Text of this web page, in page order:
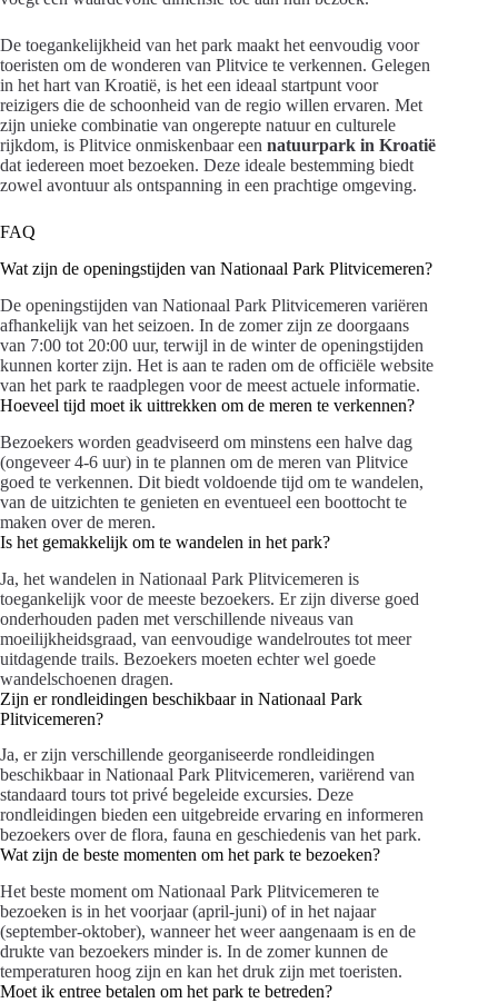
De toegankelijkheid van het park maakt het eenvoudig voor
toeristen om de wonderen van Plitvice te verkennen. Gelegen
in het hart van Kroatië, is het een ideaal startpunt voor
reizigers die de schoonheid van de regio willen ervaren. Met
zijn unieke combinatie van ongerepte natuur en culturele
rijkdom, is Plitvice onmiskenbaar een natuurpark in Kroatië
dat iedereen moet bezoeken. Deze ideale bestemming biedt
zowel avontuur als ontspanning in een prachtige omgeving.
FAQ
Wat zijn de openingstijden van Nationaal Park Plitvicemeren?
De openingstijden van Nationaal Park Plitvicemeren variëren
afhankelijk van het seizoen. In de zomer zijn ze doorgaans
van 7:00 tot 20:00 uur, terwijl in de winter de openingstijden
kunnen korter zijn. Het is aan te raden om de officiële website
van het park te raadplegen voor de meest actuele informatie.
Hoeveel tijd moet ik uittrekken om de meren te verkennen?
Bezoekers worden geadviseerd om minstens een halve dag
(ongeveer 4-6 uur) in te plannen om de meren van Plitvice
goed te verkennen. Dit biedt voldoende tijd om te wandelen,
van de uitzichten te genieten en eventueel een boottocht te
maken over de meren.
Is het gemakkelijk om te wandelen in het park?
Ja, het wandelen in Nationaal Park Plitvicemeren is
toegankelijk voor de meeste bezoekers. Er zijn diverse goed
onderhouden paden met verschillende niveaus van
moeilijkheidsgraad, van eenvoudige wandelroutes tot meer
uitdagende trails. Bezoekers moeten echter wel goede
wandelschoenen dragen.
Zijn er rondleidingen beschikbaar in Nationaal Park
Plitvicemeren?
Ja, er zijn verschillende georganiseerde rondleidingen
beschikbaar in Nationaal Park Plitvicemeren, variërend van
standaard tours tot privé begeleide excursies. Deze
rondleidingen bieden een uitgebreide ervaring en informeren
bezoekers over de flora, fauna en geschiedenis van het park.
Wat zijn de beste momenten om het park te bezoeken?
Het beste moment om Nationaal Park Plitvicemeren te
bezoeken is in het voorjaar (april-juni) of in het najaar
(september-oktober), wanneer het weer aangenaam is en de
drukte van bezoekers minder is. In de zomer kunnen de
temperaturen hoog zijn en kan het druk zijn met toeristen.
Moet ik entree betalen om het park te betreden?